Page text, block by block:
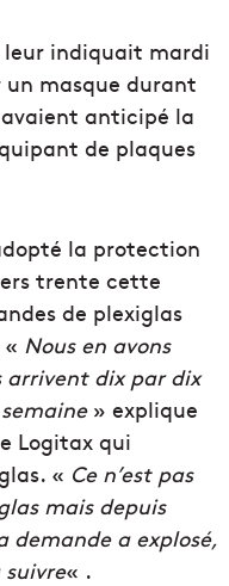
leur indiquait mardi
masque durant
anticipé la
de plaques
la protection
trente cette
de plexiglas
Nous en avons
arrivent dix par dix
» explique
Logitax qui
« Ce n’est pas
mais depuis
demande a explosé,
« .